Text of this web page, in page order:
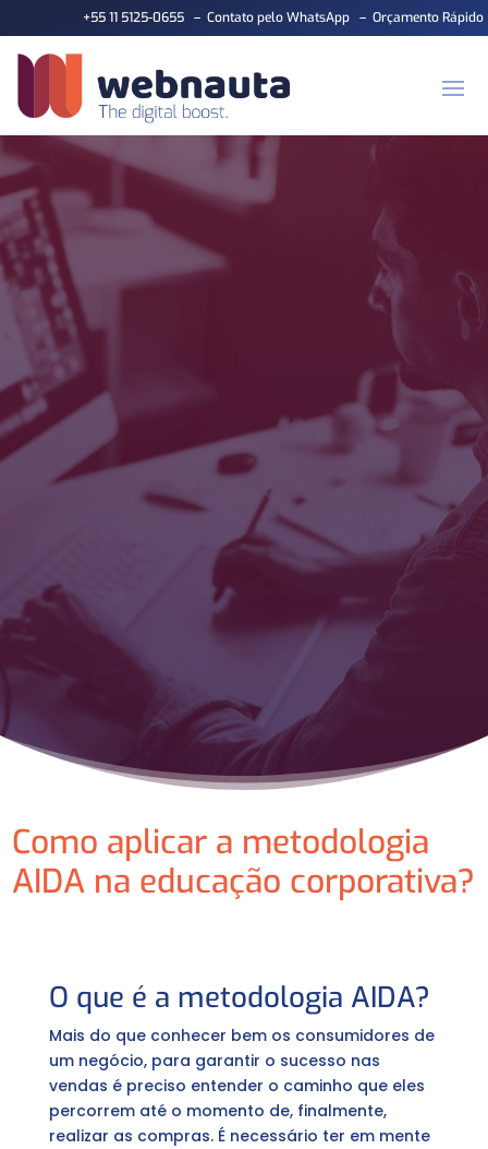
+55 11 5125-0655– Contato pelo WhatsApp– Orçamento Rápido
Como aplicar a metodologia
AIDA na educação corporativa?
O que é a metodologia AIDA?
Mais do que conhecer bem os consumidores de
um negócio, para garantir o sucesso nas
vendas é preciso entender o caminho que eles
percorrem até o momento de, finalmente,
realizar as compras. É necessário ter em mente